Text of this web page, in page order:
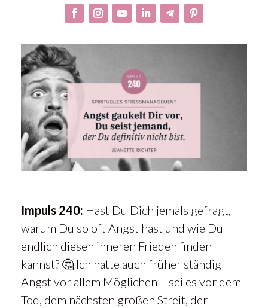
Impuls 240: Hast Du Dich jemals gefragt,
warum Du so oft Angst hast und wie Du
endlich diesen inneren Frieden finden
kannst? 🤔 Ich hatte auch früher ständig
Angst vor allem Möglichen – sei es vor dem
Tod, dem nächsten großen Streit, der